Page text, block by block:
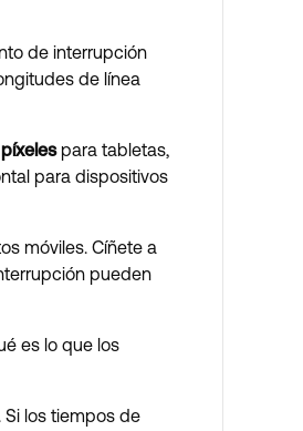
de interrupción
de línea
para tabletas,
para dispositivos
móviles. Cíñete a
pueden
es lo que los
los tiempos de